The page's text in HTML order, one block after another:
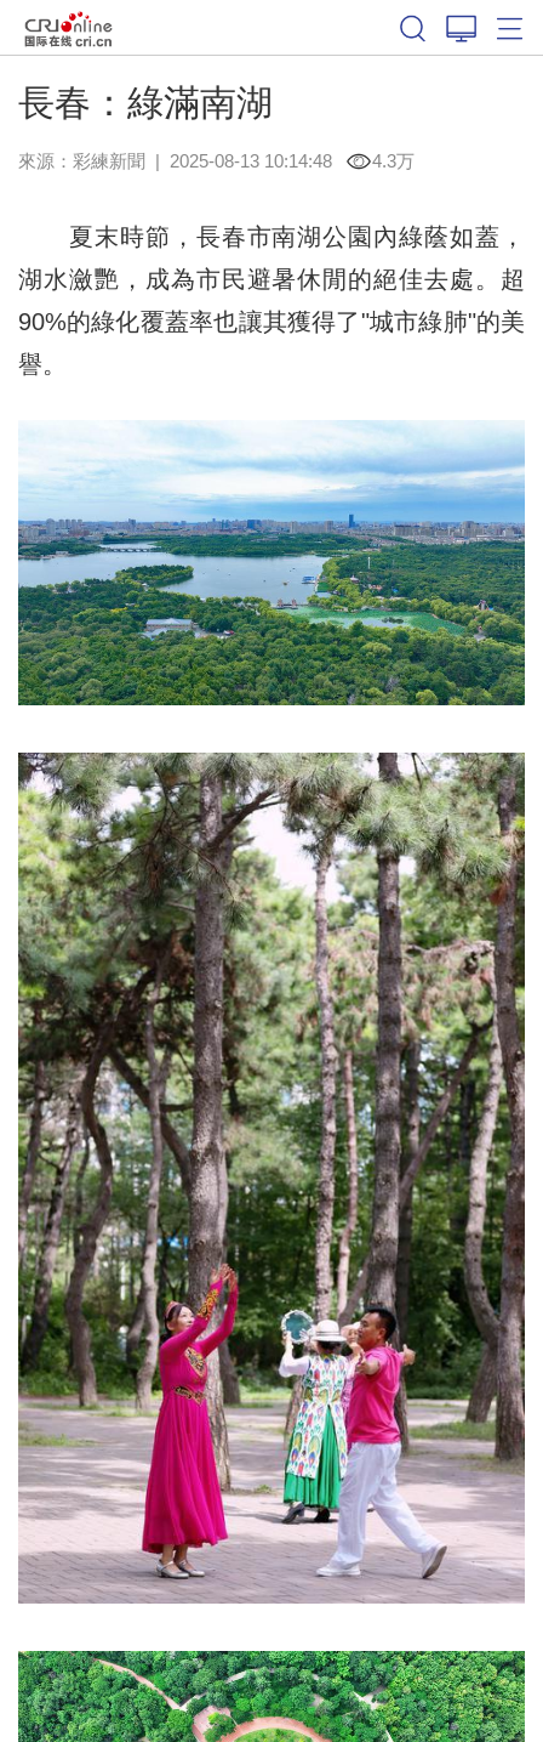
長春：綠滿南湖
來源： 彩練新聞 | 2025-08-13 10:14:48 4.3万
夏末時節，長春市南湖公園內綠蔭如蓋，
湖水瀲艷，成為市民避暑休閒的絕佳去處。超
90%的綠化覆蓋率也讓其獲得了"城市綠肺"的美
譽。